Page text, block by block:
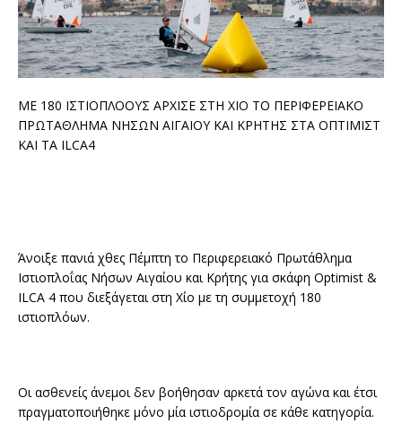
ΜΕ 180 ΙΣΤΙΟΠΛΟΟΥΣ ΑΡΧΙΣΕ ΣΤΗ ΧΙΟ ΤΟ ΠΕΡΙΦΕΡΕΙΑΚΟ
ΠΡΩΤΑΘΛΗΜΑ ΝΗΣΩΝ ΑΙΓΑΙΟΥ ΚΑΙ ΚΡΗΤΗΣ ΣΤΑ ΟΠΤΙΜΙΣΤ
ΚΑΙ ΤΑ ILCA4
Άνοιξε πανιά χθες Πέμπτη το Περιφερειακό Πρωτάθλημα
Ιστιοπλοΐας Νήσων Αιγαίου και Κρήτης για σκάφη Optimist &
ILCA 4 που διεξάγεται στη Χίο με τη συμμετοχή 180
ιστιοπλόων.
Οι ασθενείς άνεμοι δεν βοήθησαν αρκετά τον αγώνα και έτσι
πραγματοποιήθηκε μόνο μία ιστιοδρομία σε κάθε κατηγορία.